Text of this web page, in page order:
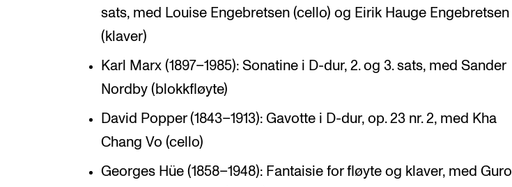
sats, med Louise Engebretsen (cello) og Eirik Hauge Engebretsen
(klaver)
Karl Marx (1897–1985): Sonatine i D-dur, 2. og 3. sats, med Sander
Nordby (blokkfløyte)
David Popper (1843–1913): Gavotte i D-dur, op. 23 nr. 2, med Kha
Chang Vo (cello)
Georges Hüe (1858–1948): Fantaisie for fløyte og klaver, med Guro